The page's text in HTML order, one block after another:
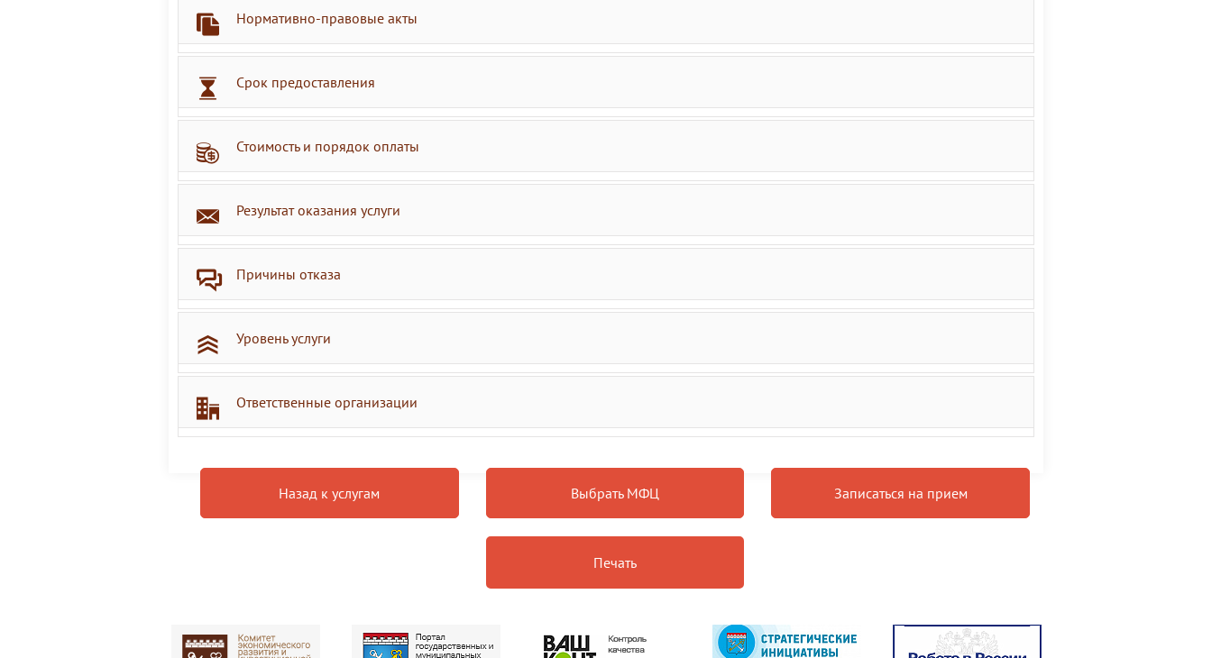
Нормативно-правовые акты
Срок предоставления
Стоимость и порядок оплаты
Результат оказания услуги
Причины отказа
Уровень услуги
Ответственные организации
Назад к услугам Выбрать МФЦ Записаться на прием
Печать